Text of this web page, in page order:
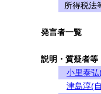
所得税法
発言者一覧
説明・質疑者等
小里泰
津島淳(